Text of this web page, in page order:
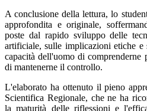
A conclusione della lettura, lo
approfondita e originale,
poste dal rapido sviluppo delle
artificiale, sulle implicazioni etiche
capacità dell'uomo di comprenderne
di mantenerne il controllo.
L'elaborato ha ottenuto il pieno
Scientifica Regionale, che ne ha
la maturità delle riflessioni e